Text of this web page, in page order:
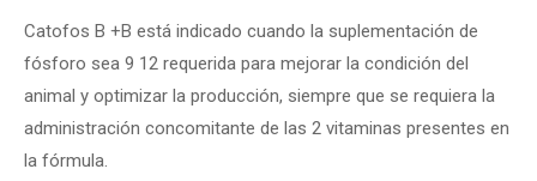
Catofos B +B está indicado cuando la suplementación de
fósforo sea 9 12 requerida para mejorar la condición del
animal y optimizar la producción, siempre que se requiera la
administración concomitante de las 2 vitaminas presentes en
la fórmula.